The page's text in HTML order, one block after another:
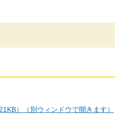
）（別ウィンドウで開きます）